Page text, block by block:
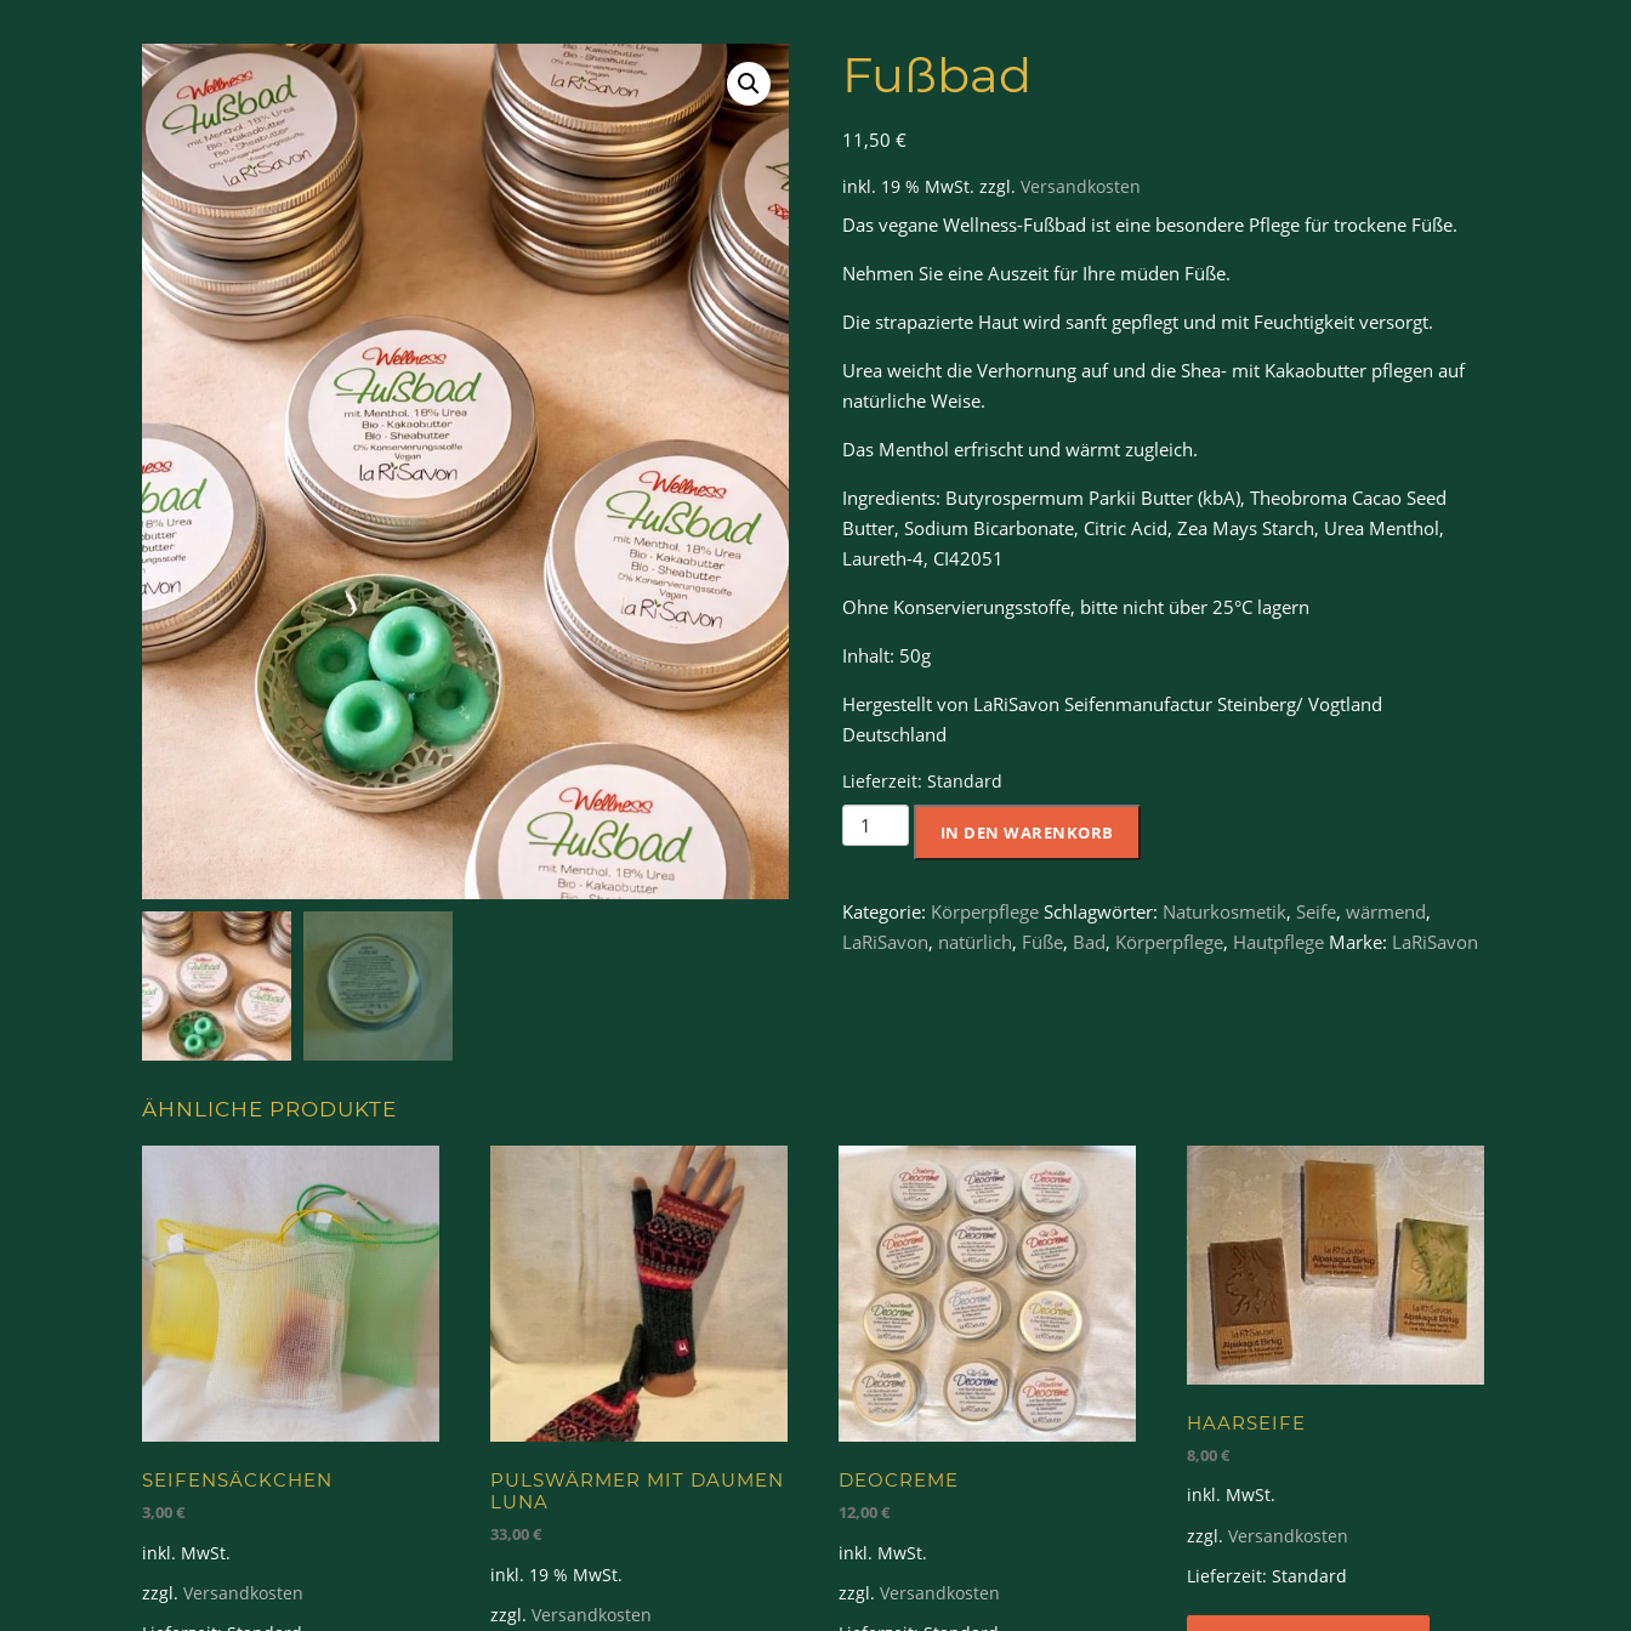
Fußbad
11,50€
inkl. 19 % MwSt. zzgl.Versandkosten
Das vegane Wellness-Fußbad ist eine besondere Pflege für trockene Füße.
Nehmen Sie eine Auszeit für Ihre müden Füße.
Die strapazierte Haut wird sanft gepflegt und mit Feuchtigkeit versorgt.
Urea weicht die Verhornung auf und die Shea- mit Kakaobutter pflegen auf
natürliche Weise.
Das Menthol erfrischt und wärmt zugleich.
Ingredients: Butyrospermum Parkii Butter (kbA), Theobroma Cacao Seed
Butter, Sodium Bicarbonate, Citric Acid, Zea Mays Starch, Urea Menthol,
Laureth-4, CI42051
Ohne Konservierungsstoffe, bitte nicht über 25°C lagern
Inhalt: 50g
Hergestellt von LaRiSavon Seifenmanufactur Steinberg/ Vogtland
Deutschland
Lieferzeit:Standard
Fußbad
Menge
IN DEN WARENKORB
Kategorie: Körperpflege Schlagwörter: Naturkosmetik,Seife,wärmend,
LaRiSavon, natürlich, Füße, Bad, Körperpflege, Hautpflege Marke: LaRiSavon
ÄHNLICHE PRODUKTE
SEIFENSÄCKCHEN
3,00€
inkl. MwSt.
zzgl. Versandkosten
PULSWÄRMER MIT DAUMEN
LUNA
33,00€
inkl. 19 % MwSt.
zzgl. Versandkosten
DEOCREME
12,00€
inkl. MwSt.
zzgl. Versandkosten
HAARSEIFE
8,00€
inkl. MwSt.
zzgl. Versandkosten
Lieferzeit: Standard
Dieses